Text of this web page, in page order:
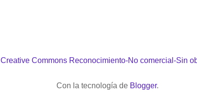
Creative Commons Reconocimiento-No comercial-Sin
Con la tecnología de Blogger.